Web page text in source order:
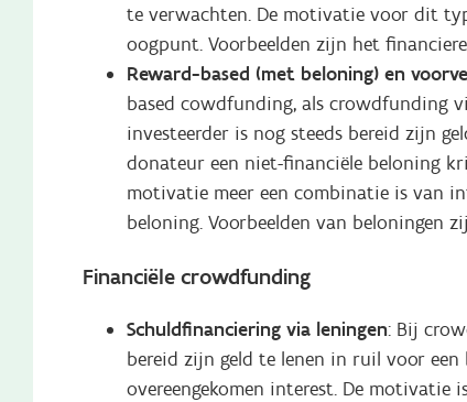
te verwachten. De motivatie voor dit
oogpunt. Voorbeelden zijn het
Reward-based (met beloning) en
based cowdfunding, als crowdfunding
investeerder is nog steeds bereid zijn
donateur een niet-financiële beloning
motivatie meer een combinatie is van
beloning. Voorbeelden van beloningen
Financiële crowdfunding
Schuldfinanciering via leningen: Bij
bereid zijn geld te lenen in ruil voor
overeengekomen interest. De motivatie